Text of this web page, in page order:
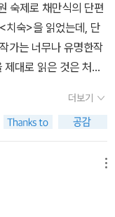
숙제로 채만식의 단편
치숙>을 읽었는데, 단
가는 너무나 유명한작
대로 읽은 것은 처음
서 오래 전에 사두고
<태평천하>를 찾아서
치지 않은 수작이라고
지 ˝조광˝에 1938년
나. 그러면 바로 책
섭. 그는 향교의 맨 우
더보기